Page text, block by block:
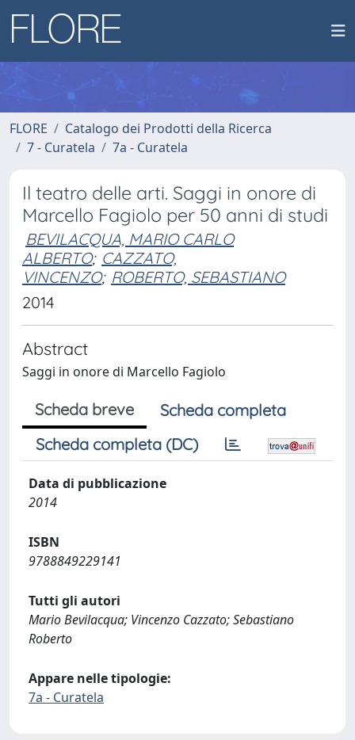
FLORE
Catalogo dei Prodotti della Ricerca
7 - Curatela
7a - Curatela
Il teatro delle arti. Saggi in onore di
Marcello Fagiolo per 50 anni di studi
BEVILACQUA, MARIO CARLO
ALBERTO; CAZZATO,
VINCENZO; ROBERTO, SEBASTIANO
2014
Abstract
Saggi in onore di Marcello Fagiolo
Scheda breve
Scheda completa
Scheda completa (DC)
Data di pubblicazione
2014
ISBN
9788849229141
Tutti gli autori
Mario Bevilacqua; Vincenzo Cazzato; Sebastiano
Roberto
Appare nelle tipologie:
7a - Curatela